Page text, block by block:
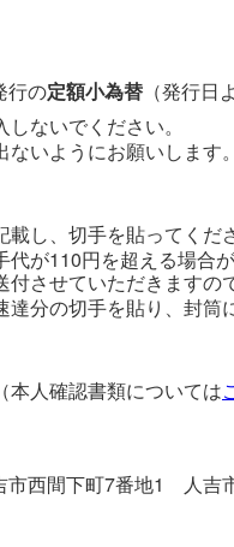
行の定額小為替 （発行
ないでください。
いようにお願いします。
し、切手を貼ってくだ
代が110円を超える場合
させていただきますの
達分の切手を貼り、封筒
本人確認書類については
西間下町7番地1 人吉